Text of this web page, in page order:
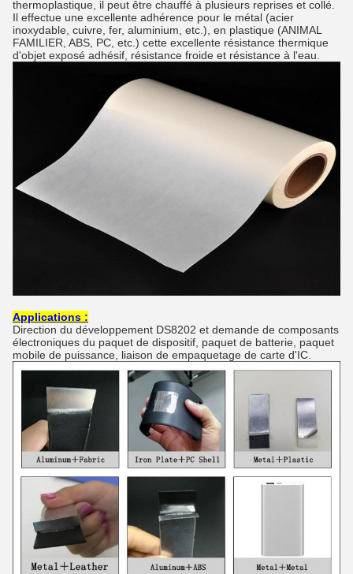
thermoplastique, il peut être chauffé à plusieurs reprises et collé.
Il effectue une excellente adhérence pour le métal (acier
inoxydable, cuivre, fer, aluminium, etc.), en plastique (ANIMAL
FAMILIER, ABS, PC, etc.) cette excellente résistance thermique
d'objet exposé adhésif, résistance froide et résistance à l'eau.
Applications :
Direction du développement DS8202 et demande de composants
électroniques du paquet de dispositif, paquet de batterie, paquet
mobile de puissance, liaison de empaquetage de carte d'IC.